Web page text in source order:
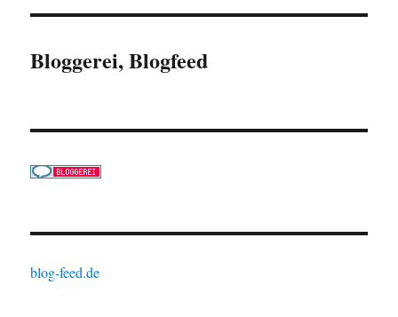
Bloggerei, Blogfeed
blog-feed.de